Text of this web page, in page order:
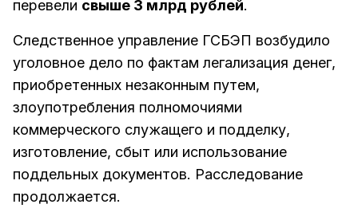
перевели свыше 3 млрд рублей.
Следственное управление ГСБЭП возбудило
уголовное дело по фактам легализация денег,
приобретенных незаконным путем,
злоупотребления полномочиями
коммерческого служащего и подделку,
изготовление, сбыт или использование
поддельных документов. Расследование
продолжается.